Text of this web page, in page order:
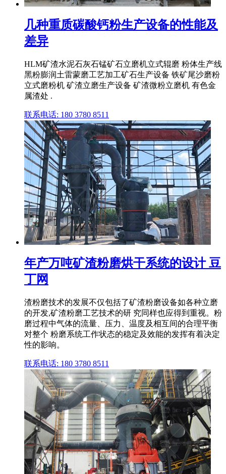
几种重质碳酸钙粉生产设备的性能及
差异
HLM矿渣水泥石灰石锰矿石立磨机立式辊磨 粉体生产线
黑粉膨润土雷蒙磨工艺加工矿石生产设备 铁矿尾沙磨粉
立式磨粉机 矿渣立磨生产设备 矿渣微粉立磨机 有色金
属渣处 .
联系电话: 180 3780 8511
年产万吨矿渣粉磨烘干系统的设计 豆
丁网
渣粉磨技术的发展不仅包括了矿渣粉磨设备如各种立磨
的开发,矿渣粉磨工艺技术的研 究同样也应得到重视。粉
磨过程中气体的流量、压力、温度及相互间的合理平衡
对整个 粉磨系统工作状态的稳定及效能的发挥有着决定
性的影响。
联系电话: 180 3780 8511